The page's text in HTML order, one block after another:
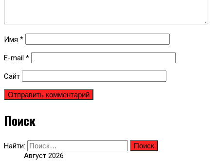
Имя *
E-mail *
Сайт
Поиск
Найти:
Август 2026